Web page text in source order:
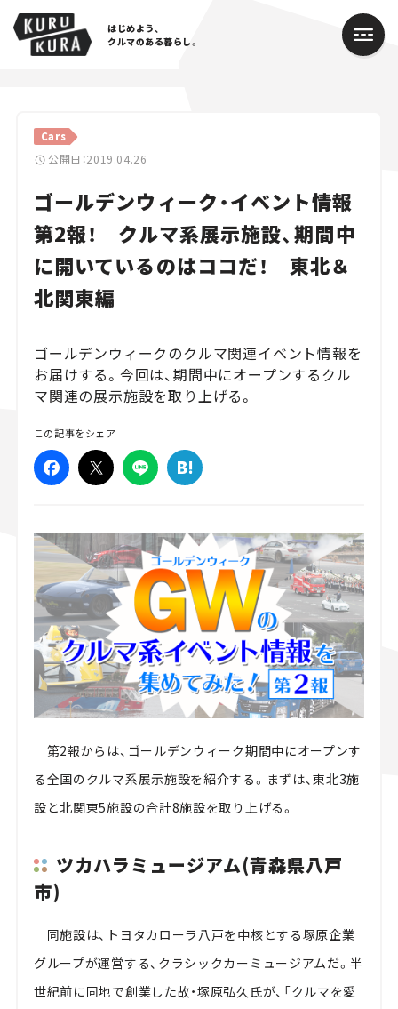
はじめよう、
クルマのある暮らし。
Cars
公開日：2019.04.26
ゴールデンウィーク・イベント情報
第2報！ クルマ系展示施設、期間中
に開いているのはココだ！ 東北＆
北関東編
ゴールデンウィークのクルマ関連イベント情報を
お届けする。今回は、期間中にオープンするクル
マ関連の展示施設を取り上げる。
この記事をシェア
第2報からは、ゴールデンウィーク期間中にオープンす
る全国のクルマ系展示施設を紹介する。まずは、東北3施
設と北関東5施設の合計8施設を取り上げる。
ツカハラミュージアム(青森県八戸
市)
同施設は、トヨタカローラ八戸を中核とする塚原企業
グループが運営する、クラシックカーミュージアムだ。半
世紀前に同地で創業した故・塚原弘久氏が、「クルマを愛
Cars
Lifestyle
Traffic
Special
Campaign
人気のハッシュタグ
スズキ ジムニー｜Suzuki Jimny